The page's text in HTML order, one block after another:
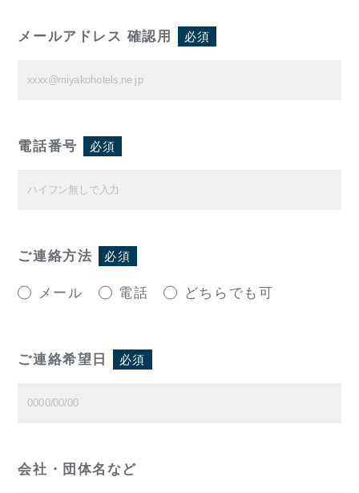
メールアドレス 確認用 必須
電話番号 必須
ご連絡方法 必須
メール 電話 どちらでも可
ご連絡希望日 必須
会社・団体名など